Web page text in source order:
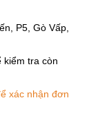
P5, Gò Vấp,
kiểm tra còn
xác nhận đơn